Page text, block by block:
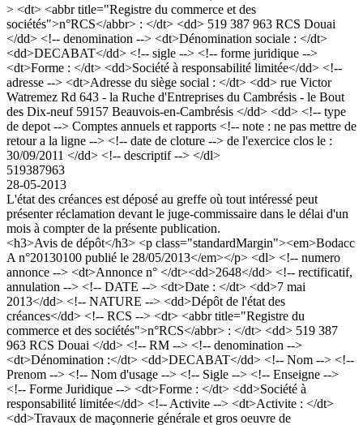
> <dt> <abbr title="Registre du commerce et des
sociétés">n°RCS</abbr> : </dt> <dd> 519 387 963 RCS Douai
</dd> <!-- denomination --> <dt>Dénomination sociale : </dt>
<dd>DECABAT</dd> <!-- sigle --> <!-- forme juridique -->
<dt>Forme : </dt> <dd>Société à responsabilité limitée</dd> <!--
adresse --> <dt>Adresse du siège social : </dt> <dd> rue Victor
Watremez Rd 643 - la Ruche d'Entreprises du Cambrésis - le Bout
des Dix-neuf 59157 Beauvois-en-Cambrésis </dd> <dd> <!-- type
de depot --> Comptes annuels et rapports <!-- note : ne pas mettre de
retour a la ligne --> <!-- date de cloture --> de l'exercice clos le :
30/09/2011 </dd> <!-- descriptif --> </dl>
519387963
28-05-2013
L'état des créances est déposé au greffe où tout intéressé peut
présenter réclamation devant le juge-commissaire dans le délai d'un
mois à compter de la présente publication.
<h3>Avis de dépôt</h3> <p class="standardMargin"><em>Bodacc
A n°20130100 publié le 28/05/2013</em></p> <dl> <!-- numero
annonce --> <dt>Annonce n° </dt><dd>2648</dd> <!-- rectificatif,
annulation --> <!-- DATE --> <dt>Date : </dt> <dd>7 mai
2013</dd> <!-- NATURE --> <dd>Dépôt de l'état des
créances</dd> <!-- RCS --> <dt> <abbr title="Registre du
commerce et des sociétés">n°RCS</abbr> : </dt> <dd> 519 387
963 RCS Douai </dd> <!-- RM --> <!-- denomination -->
<dt>Dénomination :</dt> <dd>DECABAT</dd> <!-- Nom --> <!--
Prenom --> <!-- Nom d'usage --> <!-- Sigle --> <!-- Enseigne -->
<!-- Forme Juridique --> <dt>Forme : </dt> <dd>Société à
responsabilité limitée</dd> <!-- Activite --> <dt>Activite : </dt>
<dd>Travaux de maçonnerie générale et gros oeuvre de